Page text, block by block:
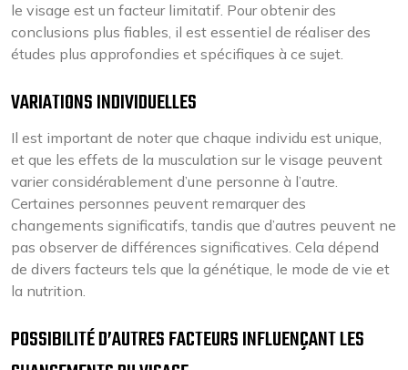
le visage est un facteur limitatif. Pour obtenir des
conclusions plus fiables, il est essentiel de réaliser des
études plus approfondies et spécifiques à ce sujet.
VARIATIONS INDIVIDUELLES
Il est important de noter que chaque individu est unique,
et que les effets de la musculation sur le visage peuvent
varier considérablement d’une personne à l’autre.
Certaines personnes peuvent remarquer des
changements significatifs, tandis que d’autres peuvent ne
pas observer de différences significatives. Cela dépend
de divers facteurs tels que la génétique, le mode de vie et
la nutrition.
POSSIBILITÉ D’AUTRES FACTEURS INFLUENÇANT LES